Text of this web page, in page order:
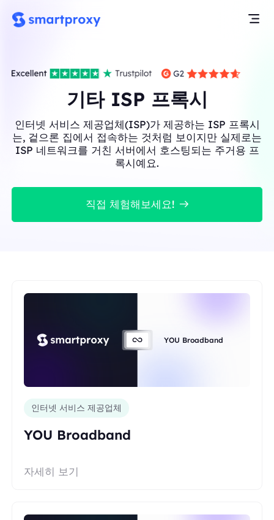
기타 ISP 프록시
인터넷 서비스 제공업체(ISP)가 제공하는 ISP 프록시
는, 겉으론 집에서 접속하는 것처럼 보이지만 실제로는
ISP 네트워크를 거친 서버에서 호스팅되는 주거용 프
록시예요.
직접 체험해보세요!
YOU Broadband
인터넷 서비스 제공업체
YOU Broadband
자세히 보기